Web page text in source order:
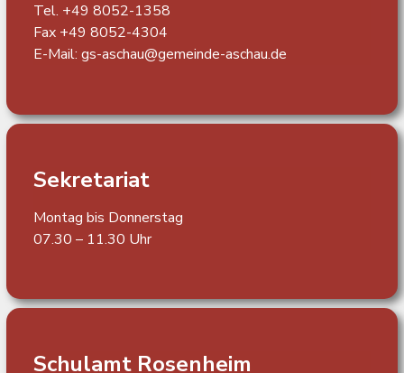
Tel. +49 8052-1358
Fax +49 8052-4304
E-Mail: gs-aschau@gemeinde-aschau.de
Sekretariat
Montag bis Donnerstag
07.30 – 11.30 Uhr
Schulamt Rosenheim